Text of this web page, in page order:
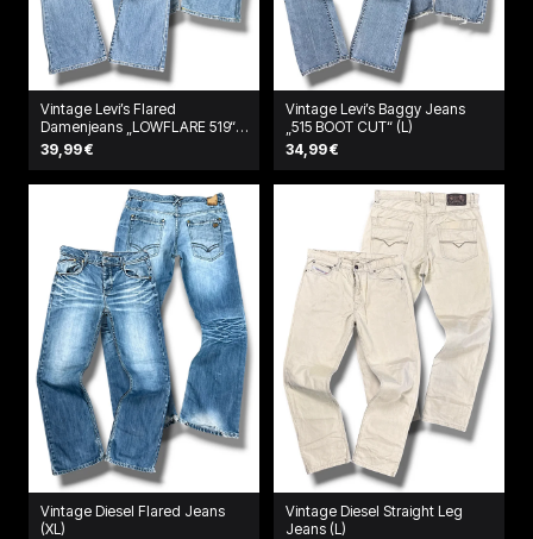
Vintage Levi’s Flared
Damenjeans „LOWFLARE 519“
(M)
39,99 €
Vintage Levi’s Baggy Jeans
„515 BOOT CUT“ (L)
34,99 €
Vintage Diesel Flared Jeans
(XL)
Vintage Diesel Straight Leg
Jeans (L)